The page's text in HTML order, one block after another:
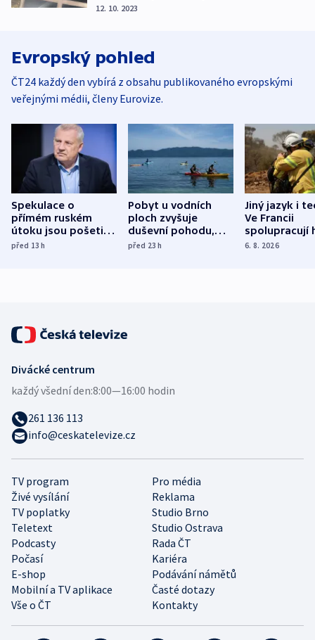
12. 10. 2023
Evropský pohled
ČT24 každý den vybírá z obsahu publikovaného evropskými
veřejnými médii, členy Eurovize.
Spekulace o
přímém ruském
útoku jsou pošetilé,
míní estonský
před 13h
Pobyt u vodních
ploch zvyšuje
duševní pohodu,
ukázala
před 23h
Jiný jazyk i
Ve Francii
spolupracují
různých zemí
6. 8. 2026
TV program
Pro média
Živé vysílání
Reklama
TV poplatky
Studio Brno
Teletext
Studio Ostrava
Podcasty
Rada ČT
Počasí
Kariéra
E-shop
Podávání námětů
Mobilní a TV aplikace
Časté dotazy
Vše o ČT
Kontakty
Divácké centrum
každý všední den:8:00—16:00 hodin
261 136 113
info@ceskatelevize.cz